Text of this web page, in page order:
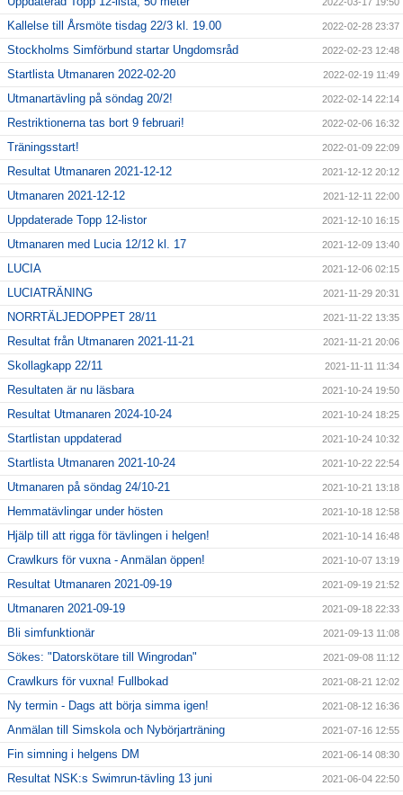
2022-03-17 19:50
Kallelse till Årsmöte tisdag 22/3 kl. 19.00 2022-02-28 23:37
Stockholms Simförbund startar Ungdomsråd 2022-02-23 12:48
Startlista Utmanaren 2022-02-20 2022-02-19 11:49
Utmanartävling på söndag 20/2! 2022-02-14 22:14
Restriktionerna tas bort 9 februari! 2022-02-06 16:32
Träningsstart! 2022-01-09 22:09
Resultat Utmanaren 2021-12-12 2021-12-12 20:12
Utmanaren 2021-12-12 2021-12-11 22:00
Uppdaterade Topp 12-listor 2021-12-10 16:15
Utmanaren med Lucia 12/12 kl. 17 2021-12-09 13:40
LUCIA 2021-12-06 02:15
LUCIATRÄNING 2021-11-29 20:31
NORRTÄLJEDOPPET 28/11 2021-11-22 13:35
Resultat från Utmanaren 2021-11-21 2021-11-21 20:06
Skollagkapp 22/11 2021-11-11 11:34
Resultaten är nu läsbara 2021-10-24 19:50
Resultat Utmanaren 2024-10-24 2021-10-24 18:25
Startlistan uppdaterad 2021-10-24 10:32
Startlista Utmanaren 2021-10-24 2021-10-22 22:54
Utmanaren på söndag 24/10-21 2021-10-21 13:18
Hemmatävlingar under hösten 2021-10-18 12:58
Hjälp till att rigga för tävlingen i helgen! 2021-10-14 16:48
Crawlkurs för vuxna - Anmälan öppen! 2021-10-07 13:19
Resultat Utmanaren 2021-09-19 2021-09-19 21:52
Utmanaren 2021-09-19 2021-09-18 22:33
Bli simfunktionär 2021-09-13 11:08
Sökes: "Datorskötare till Wingrodan" 2021-09-08 11:12
Crawlkurs för vuxna! Fullbokad 2021-08-21 12:02
Ny termin - Dags att börja simma igen! 2021-08-12 16:36
Anmälan till Simskola och Nybörjarträning 2021-07-16 12:55
Fin simning i helgens DM 2021-06-14 08:30
Resultat NSK:s Swimrun-tävling 13 juni 2021-06-04 22:50